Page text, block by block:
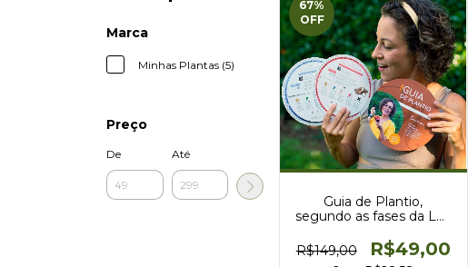
Marca
Minhas Plantas (5)
Preço
De Até
67%
OFF
Guia de Plantio,
segundo as fases da Lua
R$149,00
R$49,00